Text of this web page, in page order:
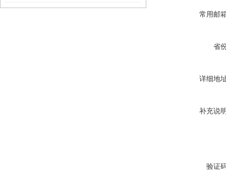
常用邮
省
详细地
补充说
验证